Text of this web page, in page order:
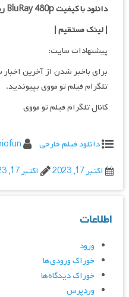
دانلود با کیفیت BluRay 480p ریلیز F2M
| لینک مستقیم|
پیشنهادات سایت:
برای باخبر شدن از آخرین اخبار
تلگرام فیلم تو مووی بپیوندید.
کانال تلگرام فیلم تو مووی
دانلود فیلم خارجی
اکتبر 17, 2023
اکتبر 17, 2023
اطلاعات
ورود
خوراک ورودی‌ها
خوراک دیدگاه‌ها
وردپرس